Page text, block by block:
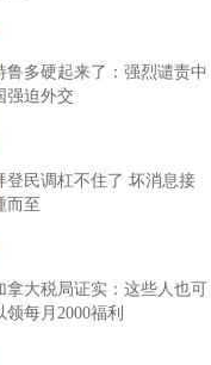
鲁多硬起来了：强烈谴责中
强迫外交
登民调杠不住了 坏消息接
而至
拿大税局证实：这些人也可
领每月2000福利